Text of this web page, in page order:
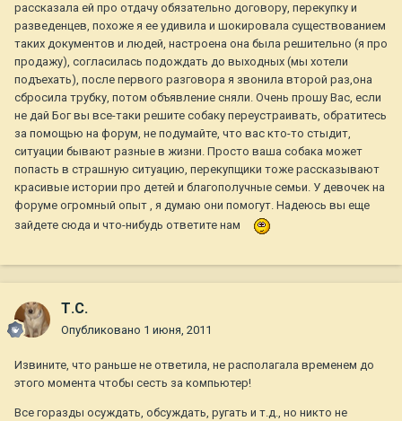
рассказала ей про отдачу обязательно договору, перекупку и
разведенцев, похоже я ее удивила и шокировала существованием
таких документов и людей, настроена она была решительно (я про
продажу), согласилась подождать до выходных (мы хотели
подъехать), после первого разговора я звонила второй раз,она
сбросила трубку, потом объявление сняли. Очень прошу Вас, если
не дай Бог вы все-таки решите собаку переустраивать, обратитесь
за помощью на форум, не подумайте, что вас кто-то стыдит,
ситуации бывают разные в жизни. Просто ваша собака может
попасть в страшную ситуацию, перекупщики тоже рассказывают
красивые истории про детей и благополучные семьи. У девочек на
форуме огромный опыт , я думаю они помогут. Надеюсь вы еще
зайдете сюда и что-нибудь ответите нам
Т.С.
Опубликовано 1 июня, 2011
Извините, что раньше не ответила, не располагала временем до
этого момента чтобы сесть за компьютер!
Все горазды осуждать, обсуждать, ругать и т.д., но никто не